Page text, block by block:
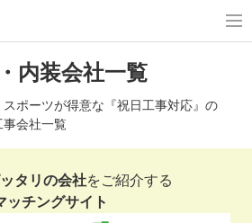
内装会社一覧
ポーツが得意な『祝日工事対応』の
事会社一覧
タリの会社をご紹介する
ッチングサイト